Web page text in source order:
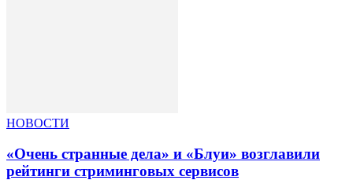
НОВОСТИ
«Очень странные дела» и «Блуи» возглавили
рейтинги стриминговых сервисов